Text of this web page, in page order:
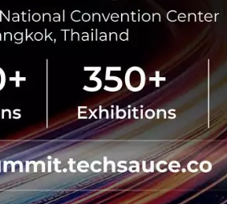
No comment